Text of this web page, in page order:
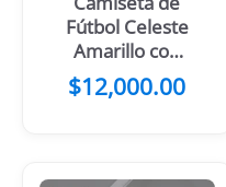
Fútbol Celeste
Amarillo con
mangas negras
$12,000.00